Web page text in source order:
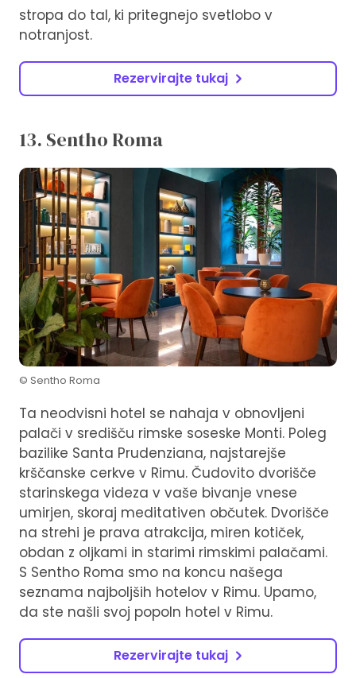
stropa do tal, ki pritegnejo svetlobo v
notranjost.
Rezervirajte tukaj
13. Sentho Roma
© Sentho Roma
Ta neodvisni hotel se nahaja v obnovljeni
palači v središču rimske soseske Monti. Poleg
bazilike Santa Prudenziana, najstarejše
krščanske cerkve v Rimu. Čudovito dvorišče
starinskega videza v vaše bivanje vnese
umirjen, skoraj meditativen občutek. Dvorišče
na strehi je prava atrakcija, miren kotiček,
obdan z oljkami in starimi rimskimi palačami.
S Sentho Roma smo na koncu našega
seznama najboljših hotelov v Rimu. Upamo,
da ste našli svoj popoln hotel v Rimu.
Rezervirajte tukaj